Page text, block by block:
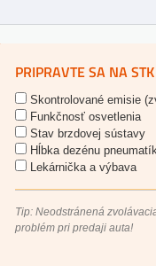
PRIPRAVTE SA NA STK
Skontrolované emisie
Funkčnosť osvetlenia
Stav brzdovej sústavy
Hĺbka dezénu pneumatík
Lekárnička a výbava
Tip: Neodstránená
problém pri predaji auta!